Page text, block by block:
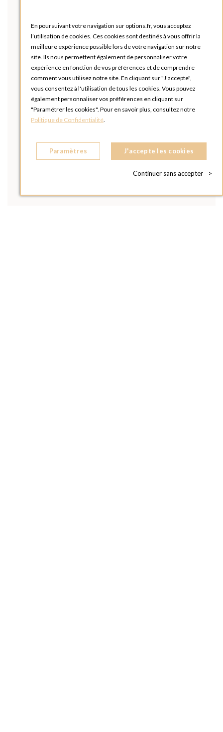
En poursuivant votre navigation sur options.fr, vous acceptez
l’utilisation de cookies. Ces cookies sont destinés à vous offrir la
meilleure expérience possible lors de votre navigation sur notre
site. Ils nous permettent également de personnaliser votre
expérience en fonction de vos préférences et de comprendre
comment vous utilisez notre site. En cliquant sur "J’accepte",
vous consentez à l'utilisation de tous les cookies. Vous pouvez
également personnaliser vos préférences en cliquant sur
"Paramétrer les cookies". Pour en savoir plus, consultez notre
Politique de Confidentialité.
Paramètres J'accepte les cookies
Continuer sans accepter >